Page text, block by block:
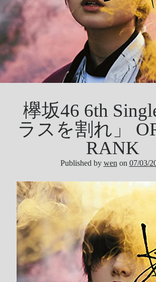
Life
Music
NEWS
ORICON
Other
Photo
Uncategorized
ZARD
DOCKER 內程式防火牆
SARD UNDERGROUND – 愛は暗闇の中で
辣個傳說的女人出現了!!!
『離れていても』 / AKB48 message song
SONY PS5表示: 我們是賣路由器的。
Live Your Dream – 今、はじめよう |
乃木坂46 『世界中の隣人よ』
AKB48 Team TP｜2020 愚人節特別企劃(官
欅坂46 6th
ラスを割れ」
RANK
Published by wen on 07/03/